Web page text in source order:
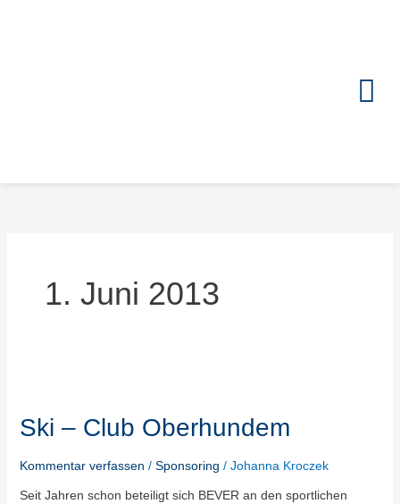
1. Juni 2013
Ski – Club Oberhundem
Kommentar verfassen / Sponsoring / Johanna Kroczek
Seit Jahren schon beteiligt sich BEVER an den sportlichen
Club
Oberhundem